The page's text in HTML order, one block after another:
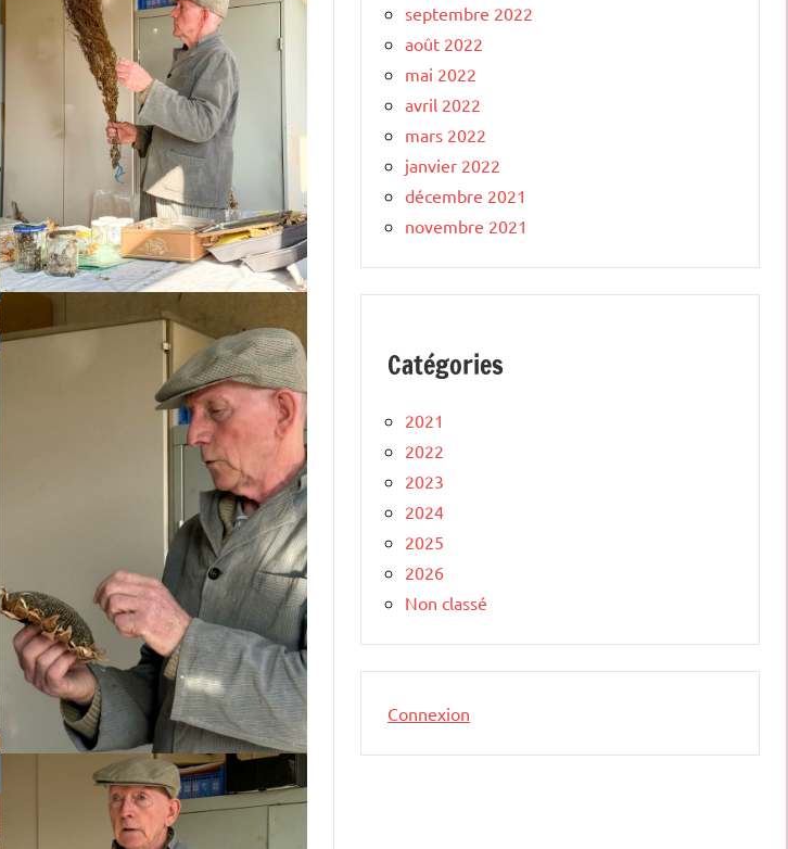
septembre 2022
août 2022
mai 2022
avril 2022
mars 2022
janvier 2022
décembre 2021
novembre 2021
Catégories
2021
2022
2023
2024
2025
2026
Non classé
Connexion